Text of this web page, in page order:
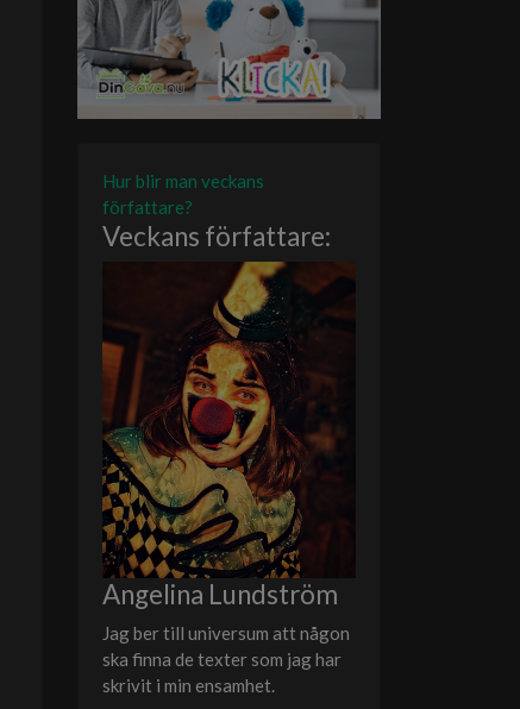
Hur blir man veckans
författare?
Veckans författare:
Angelina Lundström
Jag ber till universum att någon
ska finna de texter som jag har
skrivit i min ensamhet.